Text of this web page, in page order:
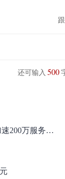
还可输入 500
万师傅九年发展史：引领家居服务业标准化发展 加速200万服务者职业化